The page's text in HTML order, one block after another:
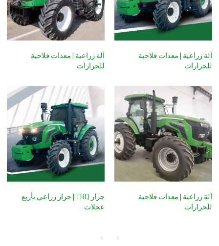
آلة زراعية | معدات فلاحية
للجرارات
آلة زراعية | معدات فلاحية
للجرارات
آلة زراعية | معدات فلاحية
للجرارات
جرار TRQ | جرار زراعي بأربع
عجلات